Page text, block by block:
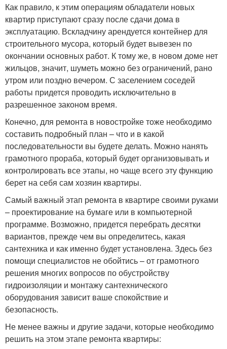
Как правило, к этим операциям обладатели новых
квартир приступают сразу после сдачи дома в
эксплуатацию. Вскладчину арендуется контейнер для
строительного мусора, который будет вывезен по
окончании основных работ. К тому же, в новом доме нет
жильцов, значит, шуметь можно без ограничений, рано
утром или поздно вечером. С заселением соседей
работы придется проводить исключительно в
разрешенное законом время.
Конечно, для ремонта в новостройке тоже необходимо
составить подробный план – что и в какой
последовательности вы будете делать. Можно нанять
грамотного прораба, который будет организовывать и
контролировать все этапы, но чаще всего эту функцию
берет на себя сам хозяин квартиры.
Самый важный этап ремонта в квартире своими руками
– проектирование на бумаге или в компьютерной
программе. Возможно, придется перебрать десятки
вариантов, прежде чем вы определитесь, какая
сантехника и как именно будет установлена. Здесь без
помощи специалистов не обойтись – от грамотного
решения многих вопросов по обустройству
гидроизоляции и монтажу сантехнического
оборудования зависит ваше спокойствие и
безопасность.
Не менее важны и другие задачи, которые необходимо
решить на этом этапе ремонта квартиры: